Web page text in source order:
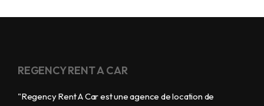
REGENCY RENT A CAR
"Regency Rent A Car est une agence de location de